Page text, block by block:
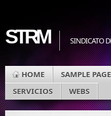
STRM SINDICATO
HOME SAMPLE PAGE
SERVICIOS
WEBS